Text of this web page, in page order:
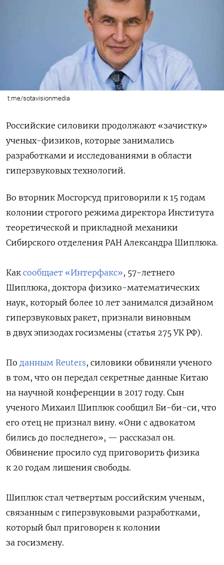
t.me/sotavisionmedia
Российские силовики продолжают «зачистку»
ученых-физиков, которые занимались
разработками и исследованиями в области
гиперзвуковых технологий.
Во вторник Мосгорсуд приговорили к 15 годам
колонии строгого режима директора Института
теоретической и прикладной механики
Сибирского отделения РАН Александра Шиплюка.
Как сообщает «Интерфакс», 57-летнего
Шиплюка, доктора физико-математических
наук, который более 10 лет занимался дизайном
гиперзвуковых ракет, признали виновным
в двух эпизодах госизмены (статья 275 УК РФ).
По данным Reuters, силовики обвиняли ученого
в том, что он передал секретные данные Китаю
на научной конференции в 2017 году. Сын
ученого Михаил Шиплюк сообщил Би-би-си, что
его отец не признал вину. «Они с адвокатом
бились до последнего», — рассказал он.
Обвинение просило суд приговорить физика
к 20 годам лишения свободы.
Шиплюк стал четвертым российским ученым,
связанным с гиперзвуковыми разработками,
который был приговорен к колонии
за госизмену.